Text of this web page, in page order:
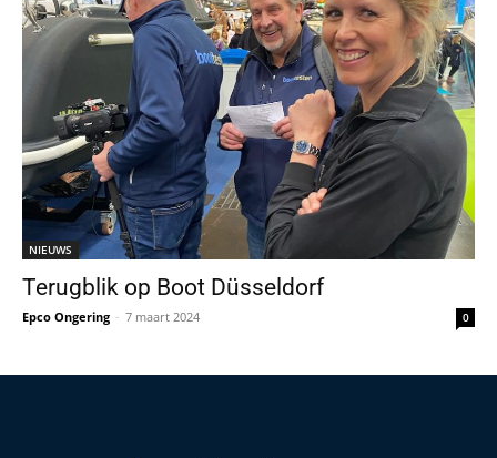
NIEUWS
Terugblik op Boot Düsseldorf
Epco Ongering - 7 maart 2024 0